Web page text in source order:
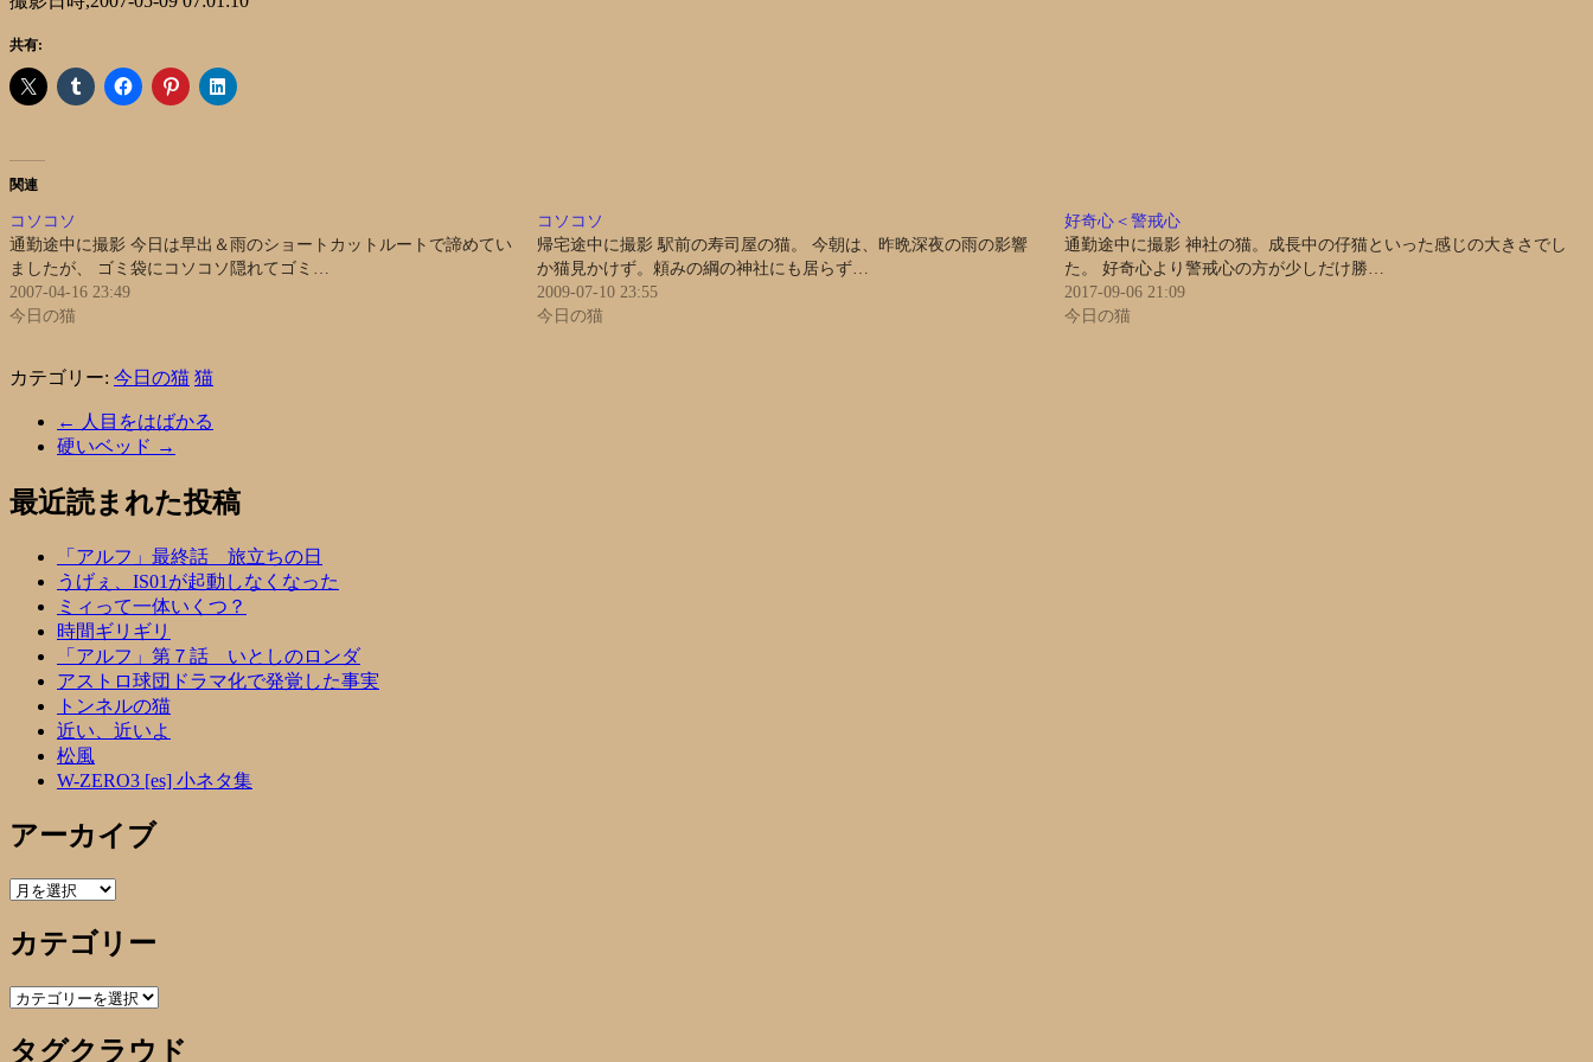
共有:
関連
コソコソ
通勤途中に撮影 今日は早出＆雨のショートカットルートで諦めてい
ましたが、 ゴミ袋にコソコソ隠れてゴミ…
2007-04-16 23:49
今日の猫
コソコソ
帰宅途中に撮影 駅前の寿司屋の猫。 今朝は、昨晩深夜の雨の影響
か猫見かけず。頼みの綱の神社にも居らず…
2009-07-10 23:55
今日の猫
好奇心＜警戒心
通勤途中に撮影 神社の猫。成長中の仔猫といった感じの大きさでし
た。 好奇心より警戒心の方が少しだけ勝…
2017-09-06 21:09
今日の猫
カテゴリー: 今日の猫 猫
←
人目をはばかる
硬いベッド →
最近読まれた投稿
「アルフ」最終話 旅立ちの日
うげぇ、IS01が起動しなくなった
ミィって一体いくつ？
時間ギリギリ
「アルフ」第７話 いとしのロンダ
アストロ球団ドラマ化で発覚した事実
トンネルの猫
近い、近いよ
松風
W-ZERO3 [es] 小ネタ集
アーカイブ
ア
カ
イ
ブ
カテゴリー
カ
ゴ
タグクラウド